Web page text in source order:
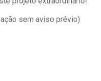
sem aviso prévio)